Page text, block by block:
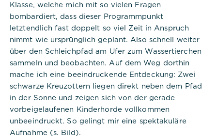
Klasse, welche mich mit so vielen Fragen
bombardiert, dass dieser Programmpunkt
letztendlich fast doppelt so viel Zeit in Anspruch
nimmt wie ursprünglich geplant. Also schnell weiter
über den Schleichpfad am Ufer zum Wassertierchen
sammeln und beobachten. Auf dem Weg dorthin
mache ich eine beeindruckende Entdeckung: Zwei
schwarze Kreuzottern liegen direkt neben dem Pfad
in der Sonne und zeigen sich von der gerade
vorbeigelaufenen Kinderhorde vollkommen
unbeeindruckt. So gelingt mir eine spektakuläre
Aufnahme (s. Bild).